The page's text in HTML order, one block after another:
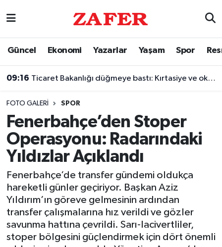
Güncel Ekonomi Yazarlar Yaşam Spor
09:16 Ticaret Bakanlığı düğmeye bastı: Kırtasiye ve okul ürünlerinde denetim başladı!
FOTO GALERI SPOR
Fenerbahçe’den Stoper
Operasyonu: Radarındaki
Yıldızlar Açıklandı
Fenerbahçe’de transfer gündemi oldukça
hareketli günler geçiriyor. Başkan Aziz
Yıldırım’ın göreve gelmesinin ardından
transfer çalışmalarına hız verildi ve gözler
savunma hattına çevrildi. Sarı-lacivertliler,
stoper bölgesini güçlendirmek için dört önemli
Nöbetçi Eczaneler
Trafik Durumu
Süper Lig Puan Durumu ve Fikstür
Tüm Manşetler
Son Dakika Haberleri
Haber Arşivi